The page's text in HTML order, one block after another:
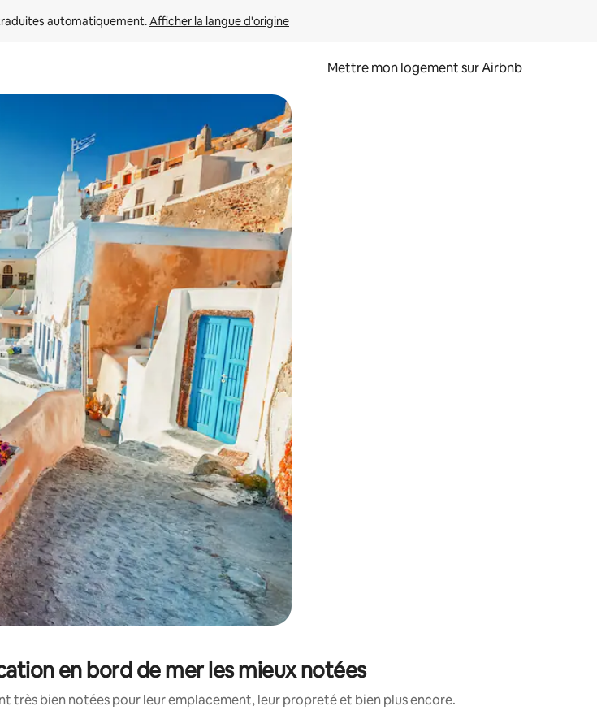
automatiquement. Afficher la langue d'origine
Mettre mon logement sur Airbnb
pour les parcourir ou en appuyant et en faisant glisser.
en bord de mer les mieux notées
très bien notées pour leur emplacement, leur propreté et bien plus encore.